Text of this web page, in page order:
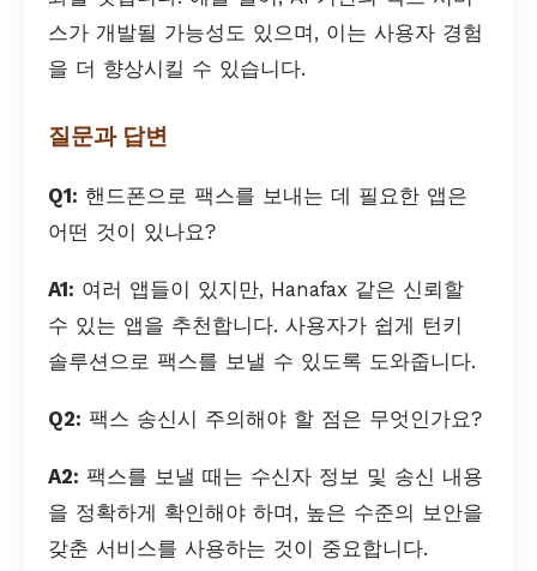
스가 개발될 가능성도 있으며, 이는 사용자 경험
을 더 향상시킬 수 있습니다.
질문과 답변
Q1: 핸드폰으로 팩스를 보내는 데 필요한 앱은
어떤 것이 있나요?
A1: 여러 앱들이 있지만, Hanafax 같은 신뢰할
수 있는 앱을 추천합니다. 사용자가 쉽게 턴키
솔루션으로 팩스를 보낼 수 있도록 도와줍니다.
Q2: 팩스 송신시 주의해야 할 점은 무엇인가요?
A2: 팩스를 보낼 때는 수신자 정보 및 송신 내용
을 정확하게 확인해야 하며, 높은 수준의 보안을
갖춘 서비스를 사용하는 것이 중요합니다.